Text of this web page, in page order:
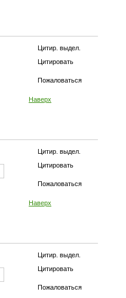
Цитир. выдел.
Цитировать
Пожаловаться
Наверх
Цитир. выдел.
Цитировать
Пожаловаться
Наверх
Цитир. выдел.
Цитировать
Пожаловаться